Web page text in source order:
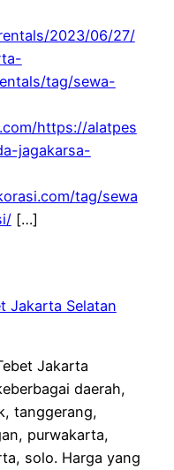
2023/06/27/
tag/sewa-
https://alatpes
jagakarsa-
tag/sewa
[…]
Jakarta Selatan
Jakarta
daerah,
tanggerang,
purwakarta,
solo. Harga yang